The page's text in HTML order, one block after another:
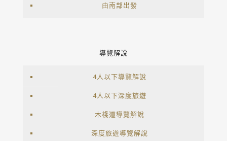
由南部出發
導覽解說
4人以下導覽解說
4人以下深度旅遊
木棧道導覽解說
深度旅遊導覽解說